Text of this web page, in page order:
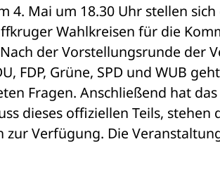
4. Mai um 18.30 Uhr stellen
Wahlkreisen für die
der Vorstellungsrunde der
FDP, Grüne, SPD und WUB
Fragen. Anschließend hat
dieses offiziellen Teils,
Verfügung. Die